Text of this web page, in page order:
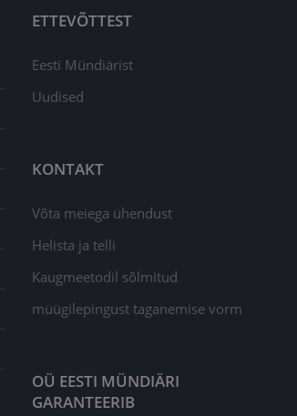
ETTEVÕTTEST
Eesti Mündiärist
Uudised
KONTAKT
Võta meiega ühendust
Helista ja telli
Kaugmeetodil sõlmitud
müügilepingust taganemise vorm
OÜ EESTI MÜNDIÄRI
GARANTEERIB